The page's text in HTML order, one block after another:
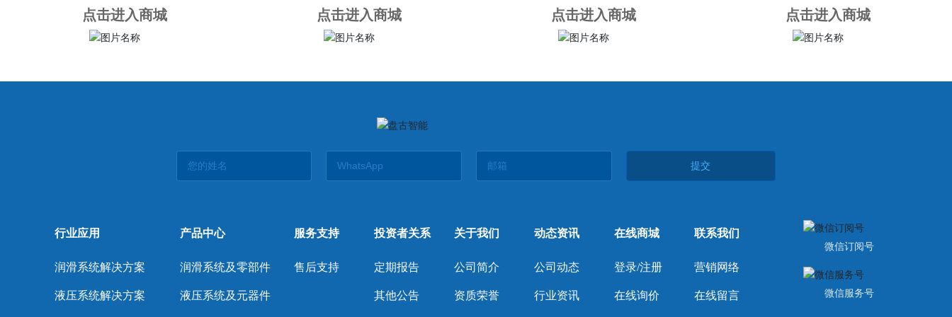
点击进入商城 点击进入商城 点击进入商城 点击进入商城
提交
行业应用
润滑系统解决方案
液压系统解决方案
产品中心
润滑系统及零部件
液压系统及元器件
服务支持
售后支持
投资者关系
定期报告
其他公告
关于我们
公司简介
资质荣誉
动态资讯
公司动态
行业资讯
在线商城
登录/注册
在线询价
联系我们
营销网络
在线留言
微信订阅号
微信服务号